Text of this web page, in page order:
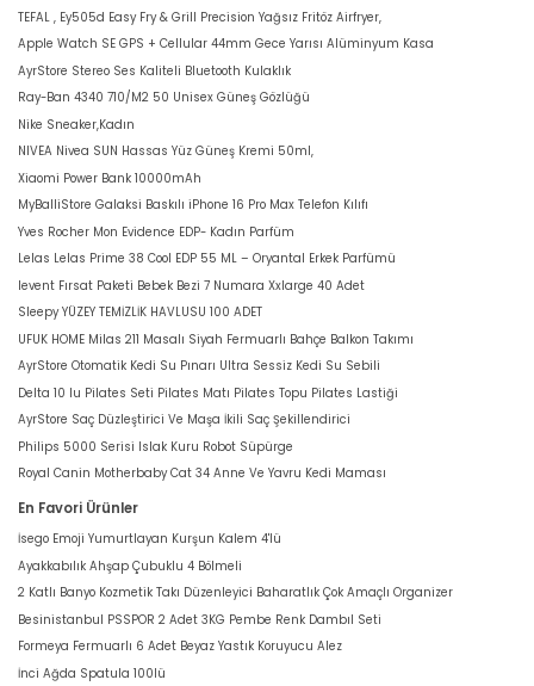
TEFAL , Ey505d Easy Fry & Grill Precision Yağsız Fritöz Airfryer,
Apple Watch SE GPS + Cellular 44mm Gece Yarısı Alüminyum Kasa
AyrStore Stereo Ses Kaliteli Bluetooth Kulaklık
Ray-Ban 4340 710/M2 50 Unisex Güneş Gözlüğü
Nike Sneaker,Kadın
NIVEA Nivea SUN Hassas Yüz Güneş Kremi 50ml,
Xiaomi Power Bank 10000mAh
MyBalliStore Galaksi Baskılı iPhone 16 Pro Max Telefon Kılıfı
Yves Rocher Mon Evidence EDP- Kadın Parfüm
Lelas Lelas Prime 38 Cool EDP 55 ML – Oryantal Erkek Parfümü
levent Fırsat Paketi Bebek Bezi 7 Numara Xxlarge 40 Adet
Sleepy YÜZEY TEMİZLİK HAVLUSU 100 ADET
UFUK HOME Milas 211 Masalı Siyah Fermuarlı Bahçe Balkon Takımı
AyrStore Otomatik Kedi Su Pınarı Ultra Sessiz Kedi Su Sebili
Delta 10 lu Pilates Seti Pilates Matı Pilates Topu Pilates Lastiği
AyrStore Saç Düzleştirici Ve Maşa İkili Saç Şekillendirici
Philips 5000 Serisi Islak Kuru Robot Süpürge
Royal Canin Motherbaby Cat 34 Anne Ve Yavru Kedi Maması
En Favori Ürünler
İsego Emoji Yumurtlayan Kurşun Kalem 4'lü
Ayakkabılık Ahşap Çubuklu 4 Bölmeli
2 Katlı Banyo Kozmetik Takı Düzenleyici Baharatlık Çok Amaçlı Organizer
Besinistanbul PSSPOR 2 Adet 3KG Pembe Renk Dambıl Seti
Formeya Fermuarlı 6 Adet Beyaz Yastık Koruyucu Alez
İnci Ağda Spatula 100lü